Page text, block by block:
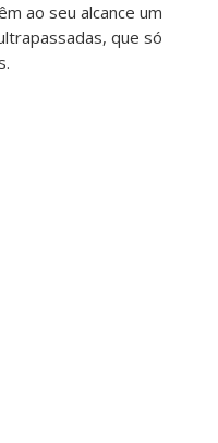
ao seu alcance um
que só